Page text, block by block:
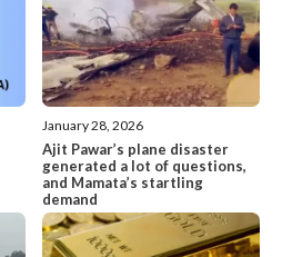
January 28, 2026
Ajit Pawar’s plane disaster
generated a lot of questions,
and Mamata’s startling
demand